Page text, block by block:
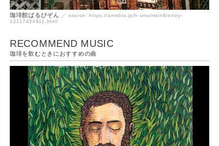
珈琲館ばるびぞん
／ source: https://ameblo.jp/h-umaimon8/entry-
12117434911.html
RECOMMEND MUSIC
珈琲を飲むときにおすすめの曲